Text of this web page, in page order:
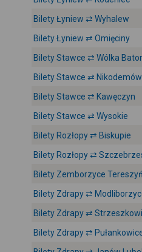
Bilety Łyniew ⇄ Wyhalew
Bilety Łyniew ⇄ Omięciny
Bilety Stawce ⇄ Wólka
Bilety Stawce ⇄ Nikodemów
Bilety Stawce ⇄ Kawęczyn
Bilety Stawce ⇄ Wysokie
Bilety Rozłopy ⇄ Biskupie
Bilety Rozłopy ⇄
Bilety Zemborzyce
Bilety Zdrapy ⇄
Bilety Zdrapy ⇄
Bilety Zdrapy ⇄